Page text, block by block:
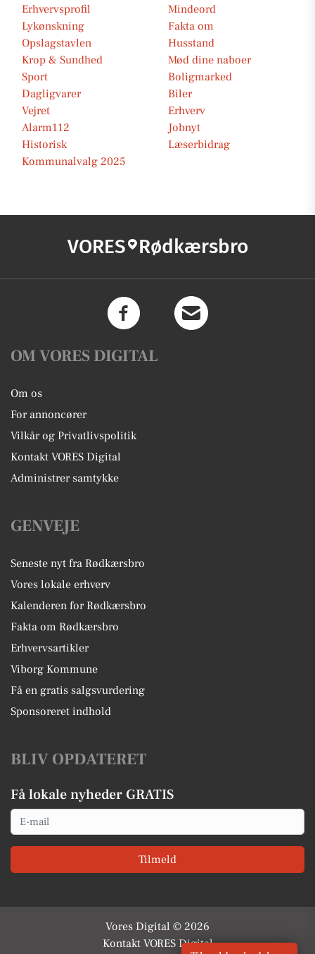
Erhvervsprofil
Mindeord
Lykønskning
Fakta om
Opslagstavlen
Husstand
Krop & Sundhed
Mød dine naboer
Sport
Boligmarked
Dagligvarer
Biler
Vejret
Erhverv
Alarm112
Jobnyt
Historisk
Læserbidrag
Kommunalvalg 2025
VORES Rødkærsbro
OM VORES DIGITAL
Om os
For annoncører
Vilkår og Privatlivspolitik
Kontakt VORES Digital
Administrer samtykke
GENVEJE
Seneste nyt fra Rødkærsbro
Vores lokale erhverv
Kalenderen for Rødkærsbro
Fakta om Rødkærsbro
Erhvervsartikler
Viborg Kommune
Få en gratis salgsvurdering
Sponsoreret indhold
BLIV OPDATERET
Få lokale nyheder GRATIS
Email
Tilmeld
Vores Digital © 2026
Kontakt VORES Digital